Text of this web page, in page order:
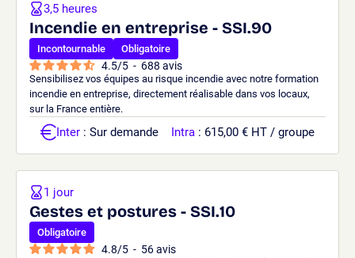
Incendie en entreprise - SSI.90
Incontournable Obligatoire
4.5/5 - 688 avis
Sensibilisez vos équipes au risque incendie avec notre formation
incendie en entreprise, directement réalisable dans vos locaux,
sur la France entière.
3,5 heures
Inter : Sur demande Intra : 615,00 € HT / groupe
Gestes et postures - SSI.10
Obligatoire
4.8/5 - 56avis
1 jour